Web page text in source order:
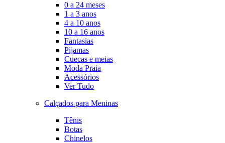
0 a 24 meses
1 a 3 anos
4 a 10 anos
10 a 16 anos
Fantasias
Pijamas
Cuecas e meias
Moda Praia
Acessórios
Ver Tudo
Calçados para Meninas
Tênis
Botas
Chinelos